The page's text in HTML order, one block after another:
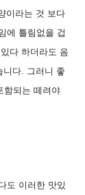
이라는 것 보다
에 틀림없을 겁
다 하더라도 음
다. 그러니 좋
함되는 떼려야
도 이러한 맛있